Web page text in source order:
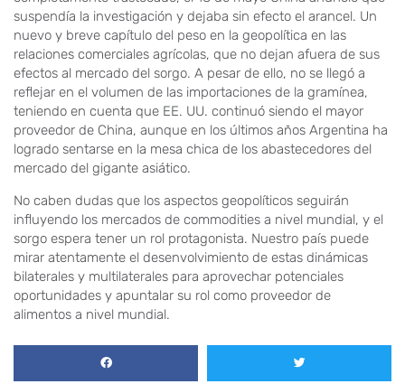
suspendía la investigación y dejaba sin efecto el arancel. Un
nuevo y breve capítulo del peso en la geopolítica en las
relaciones comerciales agrícolas, que no dejan afuera de sus
efectos al mercado del sorgo. A pesar de ello, no se llegó a
reflejar en el volumen de las importaciones de la gramínea,
teniendo en cuenta que EE. UU. continuó siendo el mayor
proveedor de China, aunque en los últimos años Argentina ha
logrado sentarse en la mesa chica de los abastecedores del
mercado del gigante asiático.
No caben dudas que los aspectos geopolíticos seguirán
influyendo los mercados de commodities a nivel mundial, y el
sorgo espera tener un rol protagonista. Nuestro país puede
mirar atentamente el desenvolvimiento de estas dinámicas
bilaterales y multilaterales para aprovechar potenciales
oportunidades y apuntalar su rol como proveedor de
alimentos a nivel mundial.